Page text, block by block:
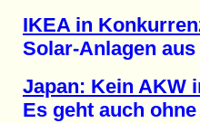
IKEA in
Solar-Anlagen aus
Japan: Kein AKW
Es geht auch ohne